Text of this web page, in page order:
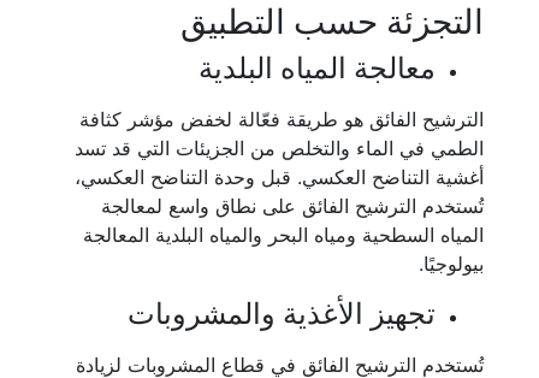
التجزئة حسب التطبيق
معالجة المياه البلدية
الترشيح الفائق هو طريقة فعّالة لخفض مؤشر كثافة
الطمي في الماء والتخلص من الجزيئات التي قد تسد
أغشية التناضح العكسي. قبل وحدة التناضح العكسي،
تُستخدم الترشيح الفائق على نطاق واسع لمعالجة
المياه السطحية ومياه البحر والمياه البلدية المعالجة
بيولوجيًا.
تجهيز الأغذية والمشروبات
تُستخدم الترشيح الفائق في قطاع المشروبات لزيادة